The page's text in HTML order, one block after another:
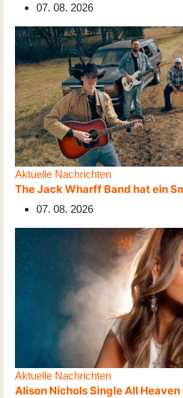
07. 08. 2026
Aktuelle Nachrichten
The Jack Wharff Band hat ein
07. 08. 2026
Aktuelle Nachrichten
Alison Nichols Single All